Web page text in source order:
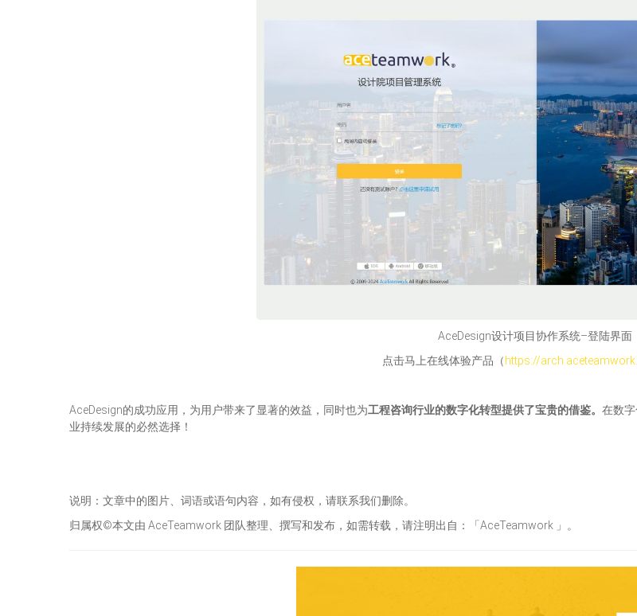
AceDesign设计项目协作系统–登陆界面
点击马上在线体验产品（ https://
AceDesign的成功应用，为用户带来了显著的效益，同时也为工程咨询行业的数字化转型提供了宝贵的借鉴。 在数
业持续发展的必然选择！
说明：文章中的图片、词语或语句内容，如有侵权，请联系我们删除。
归属权©本文由 AceTeamwork 团队整理、撰写和发布，如需转载，请注明出自：「AceTeamwork 」。